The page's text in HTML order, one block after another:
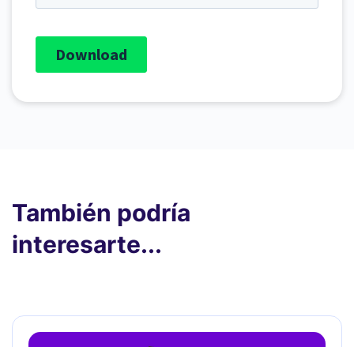
También podría
interesarte...